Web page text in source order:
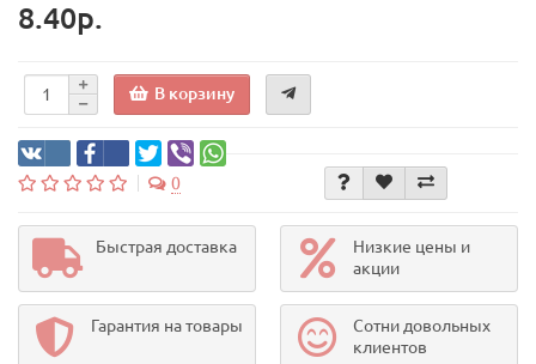
8.40р.
В корзину
0
Быстрая доставка
Низкие цены и
акции
Гарантия на товары
Сотни довольных
клиентов